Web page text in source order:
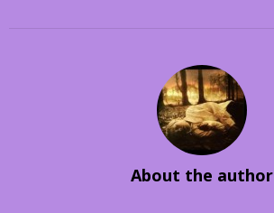
About the author